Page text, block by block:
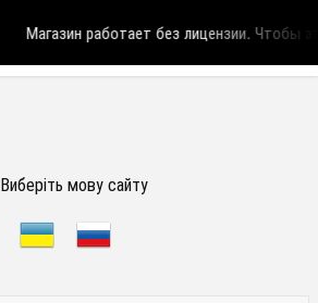
Магазин работает без лицензии.Чтобы
Виберіть мову сайту